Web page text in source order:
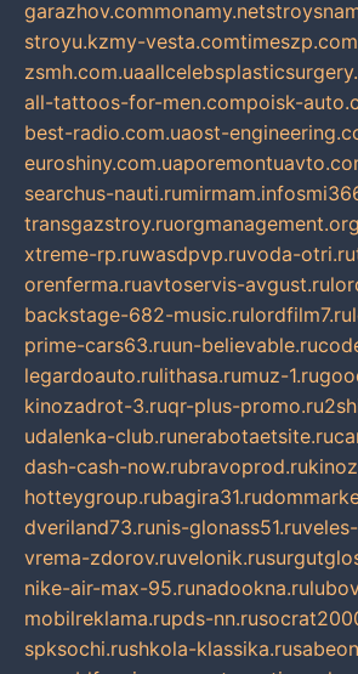
garazhov.commonamy.net
stroyu.kzmy-vesta.comtimeszp.com
zsmh.com.ua
all-tattoos-for-men.compoisk-
best-radio.com.uaost-
euroshiny.com.ua
searchus-nauti.rumirmam.info
transgazstroy.ruorgmanagement.org
xtreme-rp.ruwasdpvp.ruvoda-otri.ru
orenferma.ruavtoservis-avgust.ru
backstage-682-music.rulordfilm7.ru
prime-cars63.ruun-believable.ru
legardoauto.rulithasa.rumuz-1.ru
kinozadrot-3.ruqr-plus-promo.ru
udalenka-club.runerabotaetsite.ru
dash-cash-now.rubravoprod.ru
hotteygroup.rubagira31.ru
dveriland73.runis-glonass51.ru
vrema-zdorov.ruvelonik.ru
nike-air-max-95.runadookna.ru
mobilreklama.rupds-nn.ru
spksochi.rushkola-klassika.ru